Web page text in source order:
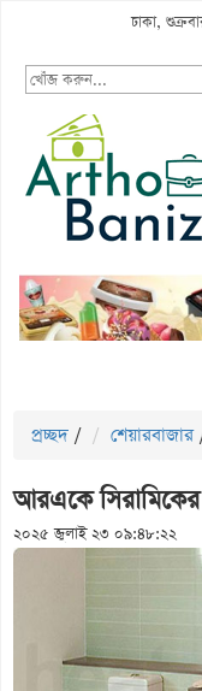
ঢাকা,
প্রচ্ছদ / শেয়ারবাজার
আরএকে
২০২৫ জুলাই ২৩ ০৯:৪৮:২২